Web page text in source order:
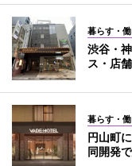
暮らす・働
渋谷・
ス・店
暮らす・働
円山町
同開発